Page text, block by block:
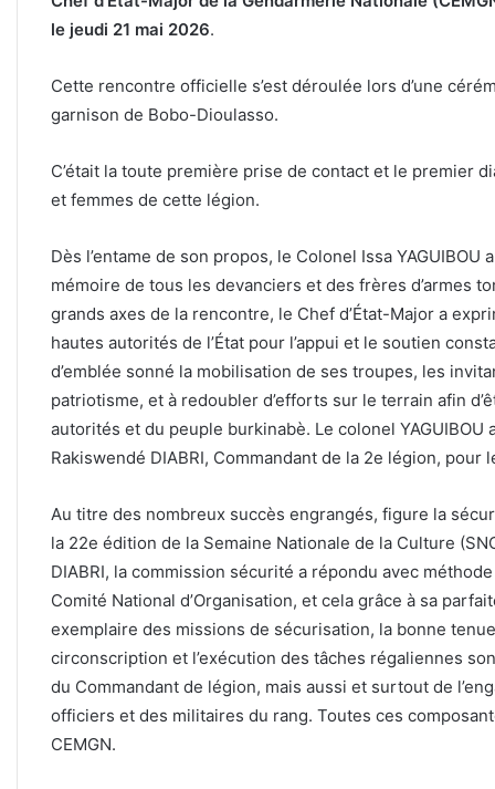
le jeudi 21 mai 2026.
Cette rencontre officielle s’est déroulée lors d’une
garnison de Bobo-Dioulasso.
C’était la toute première prise de contact et le premier
et femmes de cette légion.
Dès l’entame de son propos, le Colonel Issa
mémoire de tous les devanciers et des frères d’armes
grands axes de la rencontre, le Chef d’État-Major a
hautes autorités de l’État pour l’appui et le soutien
d’emblée sonné la mobilisation de ses troupes, les
patriotisme, et à redoubler d’efforts sur le terrain afin
autorités et du peuple burkinabè. Le colonel
Rakiswendé DIABRI, Commandant de la 2e légion,
Au titre des nombreux succès engrangés, figure la
la 22e édition de la Semaine Nationale de la Culture
DIABRI, la commission sécurité a répondu avec
Comité National d’Organisation, et cela grâce à sa
exemplaire des missions de sécurisation, la bonne
circonscription et l’exécution des tâches régaliennes
du Commandant de légion, mais aussi et surtout de
officiers et des militaires du rang. Toutes ces
CEMGN.